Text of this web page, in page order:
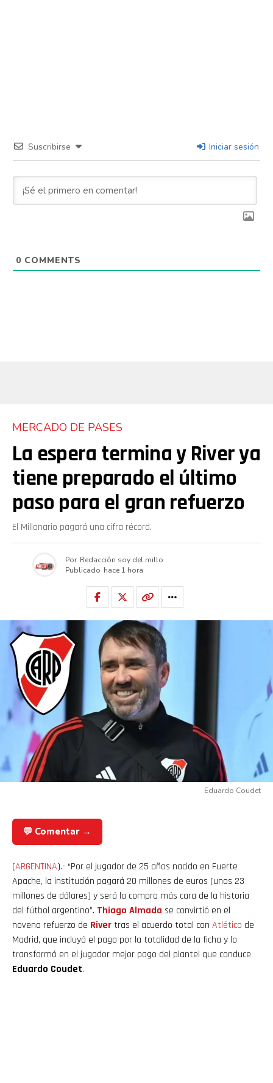
Suscribirse Iniciar sesión
0 COMMENTS
MERCADO DE PASES
La espera termina y River ya
tiene preparado el último
paso para el gran refuerzo
El Millonario pagará una cifra récord.
Por Redacción soy del millo
Publicado hace 1 hora
Eduardo Coudet
💬 Comentar →
(ARGENTINA).- “Por el jugador de 25 años nacido en Fuerte
Apache, la institución pagará 20 millones de euros (unos 23
millones de dólares) y será la compra más cara de la historia
del fútbol argentino”. Thiago Almada se convirtió en el
noveno refuerzo de Rivertras el acuerdo total con Atlético de
Madrid, que incluyó el pago por la totalidad de la ficha y lo
transformó en el jugador mejor pago del plantel que conduce
Eduardo Coudet.